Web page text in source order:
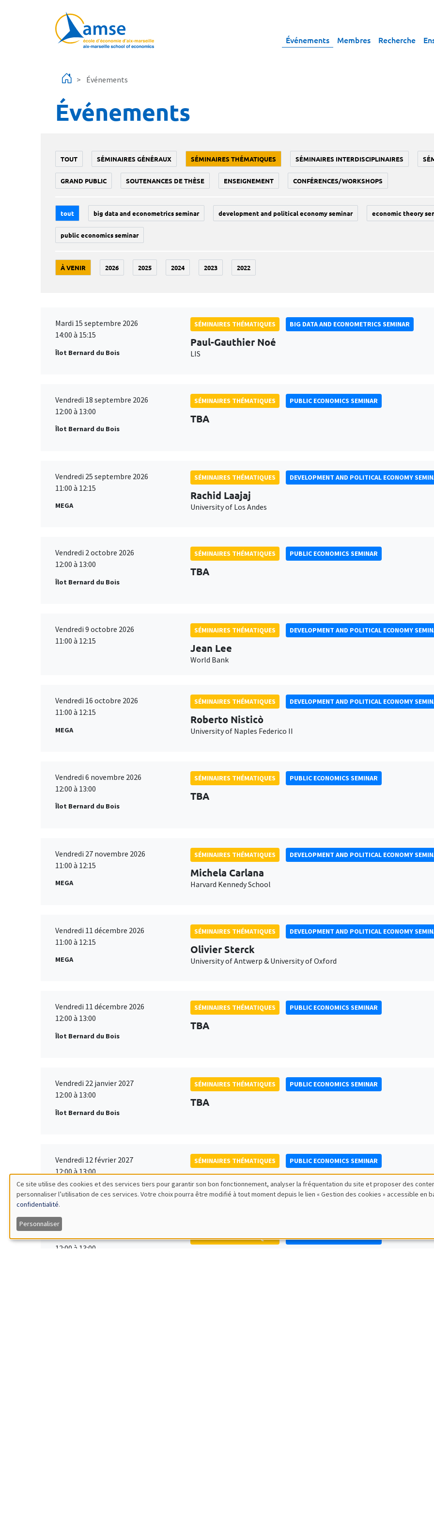
Événements Membres Recherche
Événements
Événements
TOUT SÉMINAIRES GÉNÉRAUX SÉMINAIRES THÉMATIQUES SÉMINAIRES INTERDISCIPLINAIRES
GRAND PUBLIC SOUTENANCES DE THÈSE ENSEIGNEMENT CONFÉRENCES/WORKSHOPS
tout big data and econometrics seminar development and political economy seminar economic theory
public economics seminar
À VENIR 2026 2025 2024 2023 2022
Mardi 15 septembre 2026
14:00 à 15:15
Îlot Bernard du Bois
SÉMINAIRES THÉMATIQUES BIG DATA AND ECONOMETRICS SEMINAR
Paul-Gauthier Noé
LIS
Vendredi 18 septembre 2026
12:00 à 13:00
Îlot Bernard du Bois
SÉMINAIRES THÉMATIQUES PUBLIC ECONOMICS SEMINAR
TBA
Vendredi 25 septembre 2026
11:00 à 12:15
MEGA
SÉMINAIRES THÉMATIQUES DEVELOPMENT AND POLITICAL ECONOMY
Rachid Laajaj
University of Los Andes
Vendredi 2 octobre 2026
12:00 à 13:00
Îlot Bernard du Bois
SÉMINAIRES THÉMATIQUES PUBLIC ECONOMICS SEMINAR
TBA
Vendredi 9 octobre 2026
11:00 à 12:15
SÉMINAIRES THÉMATIQUES DEVELOPMENT AND POLITICAL ECONOMY
Jean Lee
World Bank
Vendredi 16 octobre 2026
11:00 à 12:15
MEGA
SÉMINAIRES THÉMATIQUES DEVELOPMENT AND POLITICAL ECONOMY
Roberto Nisticò
University of Naples Federico II
Vendredi 6 novembre 2026
12:00 à 13:00
Îlot Bernard du Bois
SÉMINAIRES THÉMATIQUES PUBLIC ECONOMICS SEMINAR
TBA
Vendredi 27 novembre 2026
11:00 à 12:15
MEGA
SÉMINAIRES THÉMATIQUES DEVELOPMENT AND POLITICAL ECONOMY
Michela Carlana
Harvard Kennedy School
Vendredi 11 décembre 2026
11:00 à 12:15
MEGA
SÉMINAIRES THÉMATIQUES DEVELOPMENT AND POLITICAL ECONOMY
Olivier Sterck
University of Antwerp & University of Oxford
Vendredi 11 décembre 2026
12:00 à 13:00
Îlot Bernard du Bois
SÉMINAIRES THÉMATIQUES PUBLIC ECONOMICS SEMINAR
TBA
Vendredi 22 janvier 2027
12:00 à 13:00
Îlot Bernard du Bois
SÉMINAIRES THÉMATIQUES PUBLIC ECONOMICS SEMINAR
TBA
Vendredi 12 février 2027
12:00 à 13:00
Îlot Bernard du Bois
SÉMINAIRES THÉMATIQUES PUBLIC ECONOMICS SEMINAR
TBA
Vendredi 19 mars 2027
12:00 à 13:00
SÉMINAIRES THÉMATIQUES PUBLIC ECONOMICS SEMINAR
Utilisation
des
données
Ce site utilise des cookies et des services tiers pour garantir son bon fonctionnement, analyser la fréquentation du site et proposer des
personnaliser l’utilisation de ces services. Votre choix pourra être modifié à tout moment depuis le lien « Gestion des cookies » accessible en
confidentialité.
Personnaliser